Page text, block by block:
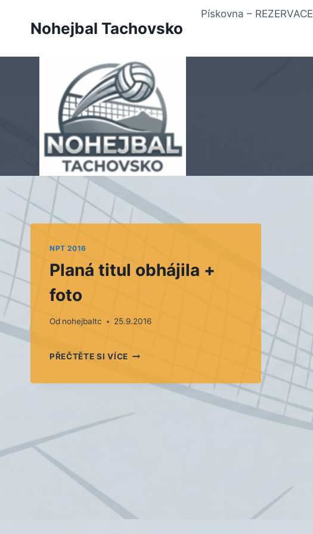
Nohejbal Tachovsko
Pískovna – REZERVACE
NPT 2016
Planá titul obhájila +
foto
Od nohejbaltc 25.9.2016
PŘEČTĚTE SI VÍCEPLANÁ